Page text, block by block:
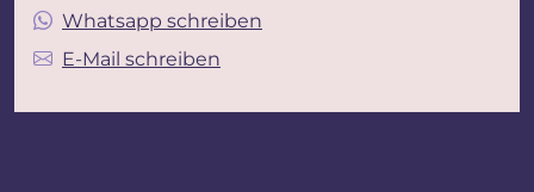
Whatsapp schreiben
E-Mail schreiben